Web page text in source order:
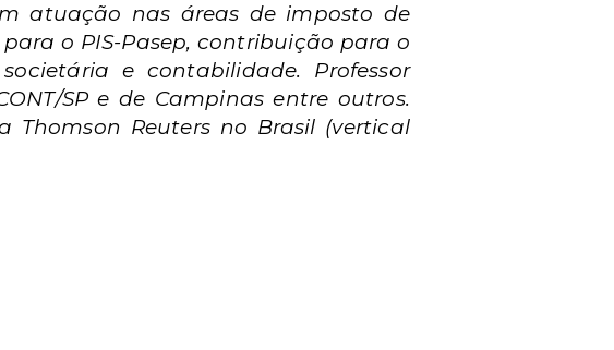
atuação nas áreas de imposto de
o PIS-Pasep, contribuição para o
e contabilidade. Professor
SP e de Campinas entre outros.
Thomson Reuters no Brasil (vertical